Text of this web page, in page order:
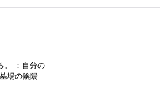
。 ：自分の
場の陰陽